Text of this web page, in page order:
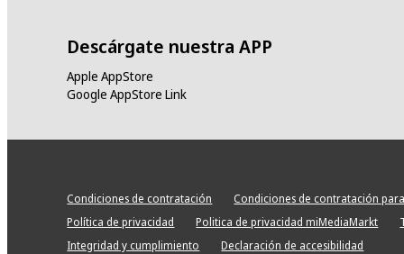
Descárgate nuestra APP
Apple AppStore
Google AppStore Link
Condiciones de contratación Condiciones de contratación
Política de privacidad
Politica de privacidad miMediaMarkt
Integridad y cumplimiento
Declaración de accesibilidad